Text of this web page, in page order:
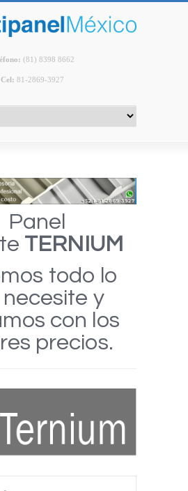
: (81) 8398 8662
Cel: 81-2869-3927
Panel
TERNIUM
todo lo
y
con los
precios.